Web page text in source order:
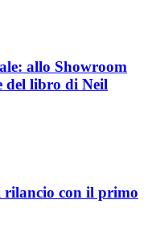
allo Showroom
del libro di Neil
rilancio con il primo